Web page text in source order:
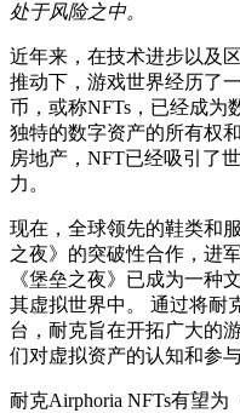
处于风险之中。
近年来，在技术进步以及
推动下，游戏世界经历了
币，或称NFTs，已经成为
独特的数字资产的所有权
房地产，NFT已经吸引了
力。
现在，全球领先的鞋类和
之夜》的突破性合作，进
《堡垒之夜》已成为一种
其虚拟世界中。 通过将耐
台，耐克旨在开拓广大的
们对虚拟资产的认知和参与
耐克Airphoria NFTs有望